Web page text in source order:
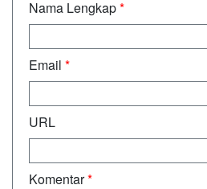
Nama Lengkap*
Email *
URL
Komentar*